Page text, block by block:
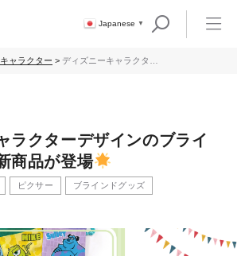
Japanese ▼
キャラクター > ディズニーキャラクター
ラクターデザインのブライ
商品が登場
ピクサー ブラインドグッズ